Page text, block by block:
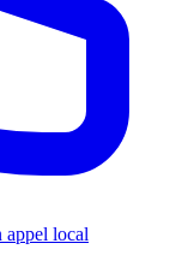
appel local